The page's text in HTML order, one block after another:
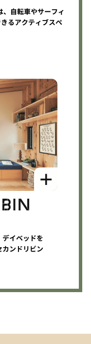
、自転車やサーフィ
るアクティブスペ
イベッドを
ンドリビン